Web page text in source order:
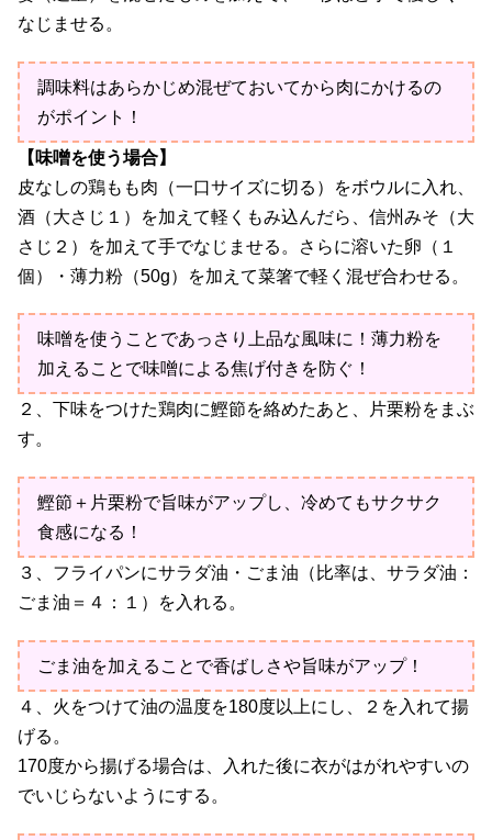
なじませる。
調味料はあらかじめ混ぜておいてから肉にかけるの
がポイント！
【味噌を使う場合】
皮なしの鶏もも肉（一口サイズに切る）をボウルに入れ、
酒（大さじ１）を加えて軽くもみ込んだら、信州みそ（大
さじ２）を加えて手でなじませる。さらに溶いた卵（１
個）・薄力粉（50g）を加えて菜箸で軽く混ぜ合わせる。
味噌を使うことであっさり上品な風味に！薄力粉を
加えることで味噌による焦げ付きを防ぐ！
２、下味をつけた鶏肉に鰹節を絡めたあと、片栗粉をまぶ
す。
鰹節＋片栗粉で旨味がアップし、冷めてもサクサク
食感になる！
３、フライパンにサラダ油・ごま油（比率は、サラダ油：
ごま油＝４：１）を入れる。
ごま油を加えることで香ばしさや旨味がアップ！
４、火をつけて油の温度を180度以上にし、２を入れて揚
げる。
170度から揚げる場合は、入れた後に衣がはがれやすいの
でいじらないようにする。